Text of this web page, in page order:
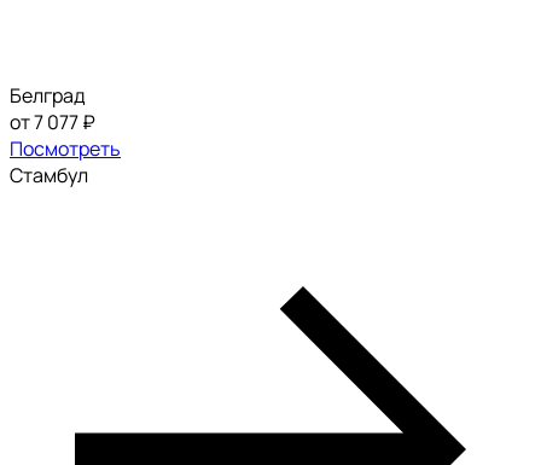
Белград
от 7 077 ₽
Посмотреть
Стамбул